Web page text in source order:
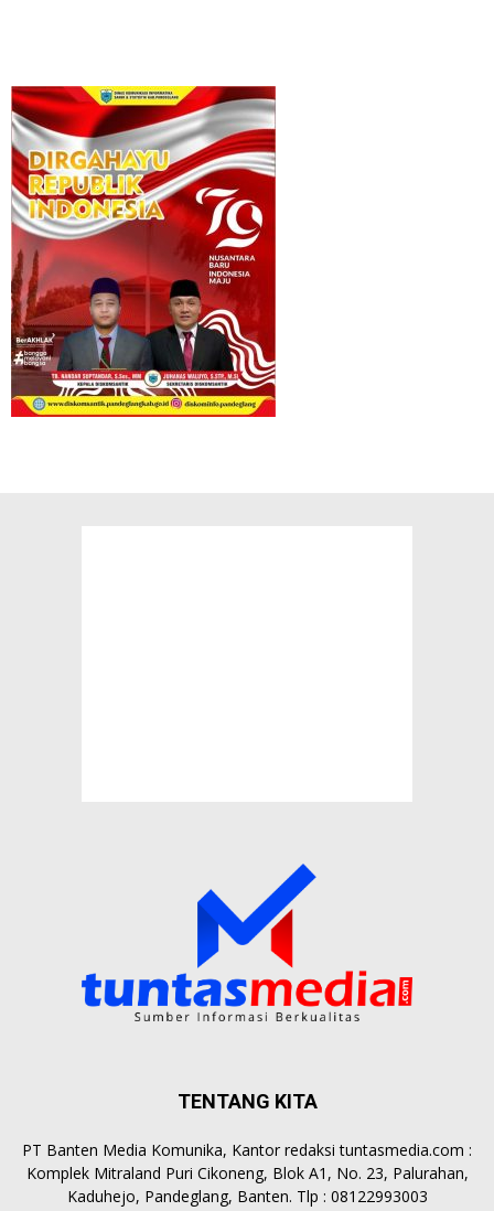
TENTANG KITA
PT Banten Media Komunika, Kantor redaksi tuntasmedia.com :
Komplek Mitraland Puri Cikoneng, Blok A1, No. 23, Palurahan,
Kaduhejo, Pandeglang, Banten. Tlp : 08122993003